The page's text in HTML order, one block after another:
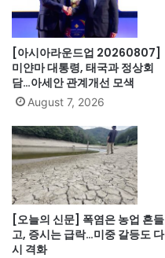
[아시아라운드업 20260807]
미얀마 대통령, 태국과 정상회
담…아세안 관계개선 모색
August 7, 2026
[오늘의 신문] 폭염은 농업 흔들
고, 증시는 급락…미중 갈등도 다
시 격화